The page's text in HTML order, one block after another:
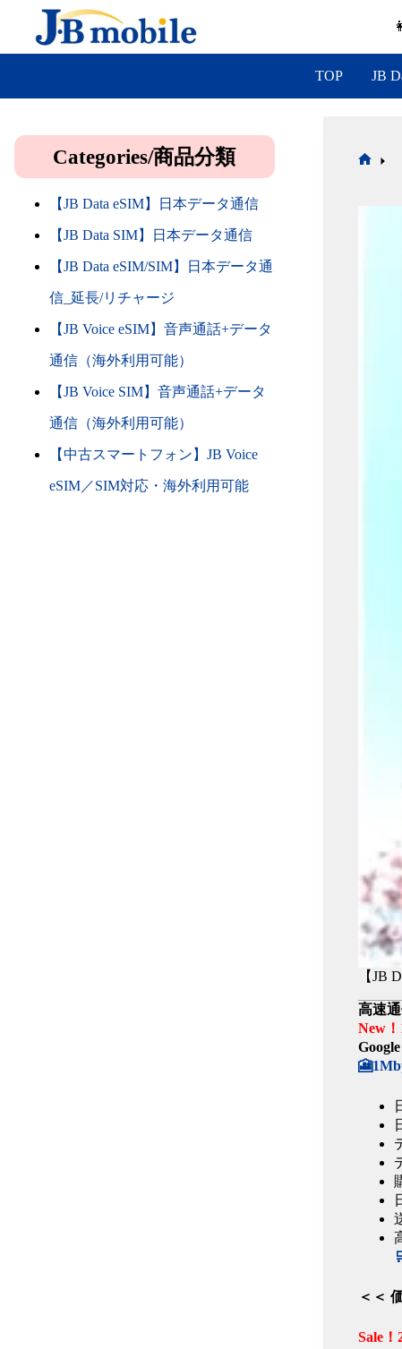
へ
TOP JB
【JB
高速
New
＜＜
Sale
Categories/商品分類
【JB Data eSIM】日本データ通信
【JB Data SIM】日本データ通信
【JB Data eSIM/SIM】日本データ通
信_延長/リチャージ
【JB Voice eSIM】音声通話+データ
通信（海外利用可能）
【JB Voice SIM】音声通話+データ
通信（海外利用可能）
【中古スマートフォン】JB Voice
eSIM／SIM対応・海外利用可能